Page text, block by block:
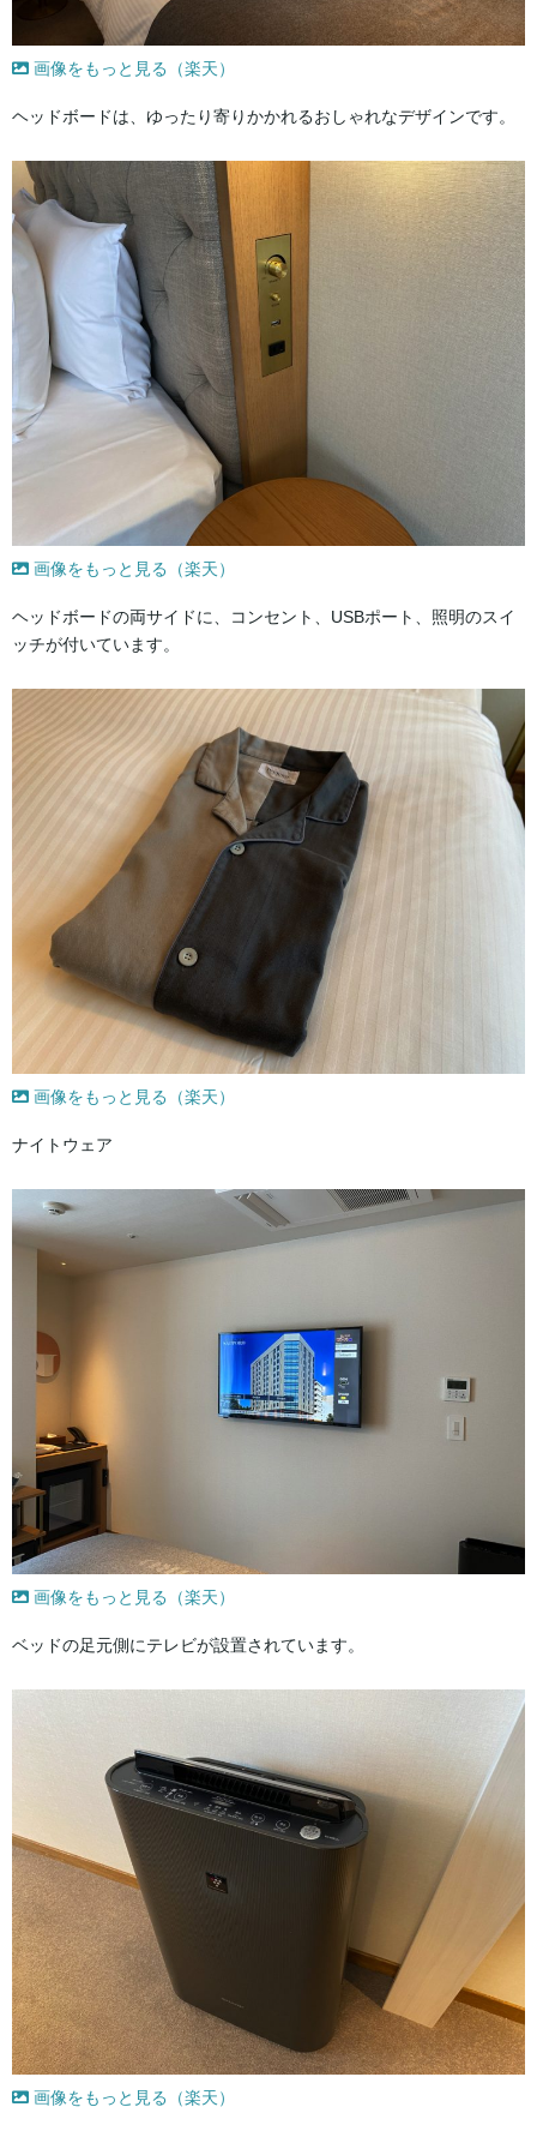
画像をもっと見る（楽天）
ヘッドボードは、ゆったり寄りかかれるおしゃれなデザインです。
画像をもっと見る（楽天）
ヘッドボードの両サイドに、コンセント、USBポート、照明のスイ
ッチが付いています。
画像をもっと見る（楽天）
ナイトウェア
画像をもっと見る（楽天）
ベッドの足元側にテレビが設置されています。
画像をもっと見る（楽天）